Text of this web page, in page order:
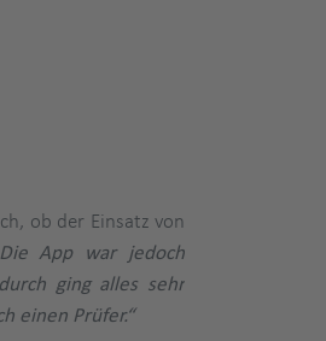
ob der Einsatz von
App war jedoch
ging alles sehr
einen Prüfer.“